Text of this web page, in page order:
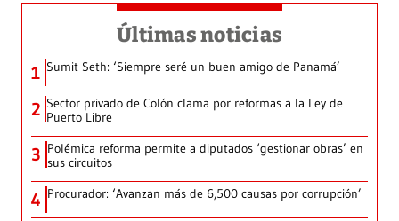
Últimas noticias
1 Sumit Seth: ‘Siempre seré un buen amigo de Panamá’
2 Sector privado de Colón clama por reformas a la Ley de
Puerto Libre
3 Polémica reforma permite a diputados ‘gestionar obras’ en
sus circuitos
4 Procurador: ‘Avanzan más de 6,500 causas por corrupción’